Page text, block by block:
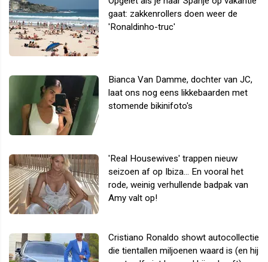
gaat: zakkenrollers doen weer de
'Ronaldinho-truc'
Bianca Van Damme, dochter van JC,
laat ons nog eens likkebaarden met
stomende bikinifoto's
'Real Housewives' trappen nieuw
seizoen af op Ibiza... En vooral het
rode, weinig verhullende badpak van
Amy valt op!
Cristiano Ronaldo showt autocollectie
die tientallen miljoenen waard is (en hij